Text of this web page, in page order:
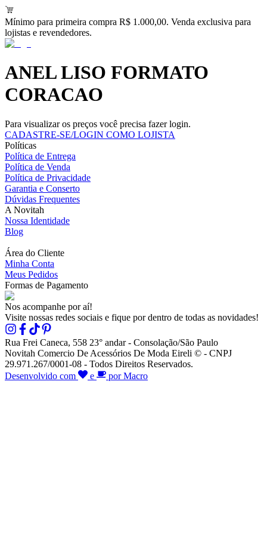
Mínimo para primeira compra R$ 1.000,00. Venda exclusiva para
lojistas e revendedores.
ANEL LISO FORMATO
CORACAO
Para visualizar os preços você precisa fazer login.
CADASTRE-SE/LOGIN COMO LOJISTA
Políticas
Política de Entrega
Política de Venda
Política de Privacidade
Garantia e Conserto
Dúvidas Frequentes
A Novitah
Nossa Identidade
Blog
Área do Cliente
Minha Conta
Meus Pedidos
Formas de Pagamento
Nos acompanhe por aí!
Visite nossas redes sociais e fique por dentro de todas as novidades!
Rua Frei Caneca, 558 23° andar - Consolação/São Paulo
Novitah Comercio De Acessórios De Moda Eireli © - CNPJ
29.971.267/0001-08 - Todos Direitos Reservados.
Desenvolvido com
e por Macro